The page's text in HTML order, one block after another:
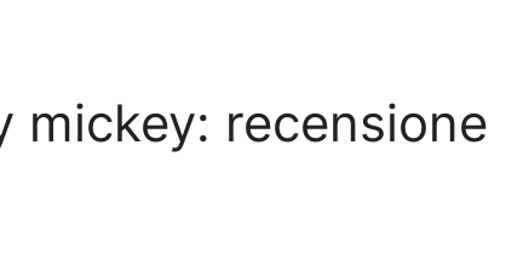
mickey: recensione